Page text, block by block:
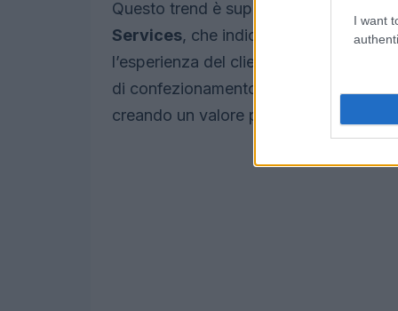
I want
Questo trend è supportato da dati di
Services, che indicano come la
l’esperienza del cliente, ma anche i
di confezionamento personalizzato
creando un valore percepito maggiore.